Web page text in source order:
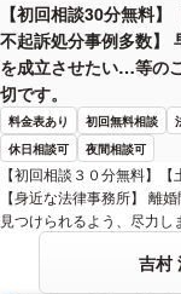
【初回相談30分無料
不起訴処分事例多数】
を成立させたい…等の
切です。
料金表あり 初回無料相談
休日相談可
夜間相談可
【初回相談３０分無料】
【身近な法律事務所】 離
見つけられるよう、尽力し
吉村